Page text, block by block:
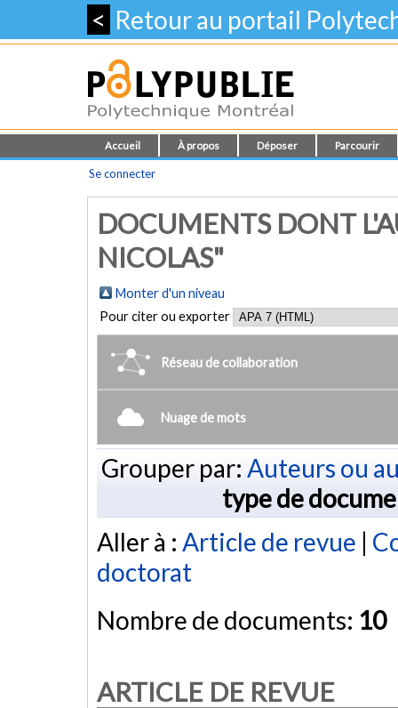
< Retour au portail
Accueil À propos Déposer Parcourir
Se connecter
DOCUMENTS DONT
NICOLAS"
Monter d'un niveau
Pour citer ou exporter
Réseau de collaboration
Nuage de mots
Grouper par: Auteurs ou
type de
Aller à : Article de revue |
doctorat
Nombre de documents: 10
ARTICLE DE REVUE